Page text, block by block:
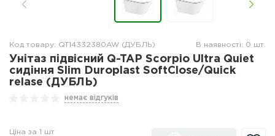
Код товару: QT14332380AW (ДУБЛЬ) В наявності: 0 шт.
Унітаз підвісний Q-TAP Scorpio Ultra Quiet
сидіння Slim Duroplast SoftClose/Quick
relase (ДУБЛЬ)
немає відгуків
Ціна за 1 шт